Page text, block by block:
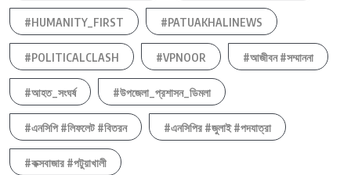
#HUMANITY_FIRST #PATUAKHALINEWS
#POLITICALCLASH #VPNOOR #আজীবন #সম্মাননা
#আহত_সংঘর্ষ #উপজেলা_প্রশাসন_ডিমলা
#এনসিপি #লিফলেট #বিতরন #এনসিপির #জুলাই #পদযাত্রা
#কক্সবাজার #পটুয়াখালী